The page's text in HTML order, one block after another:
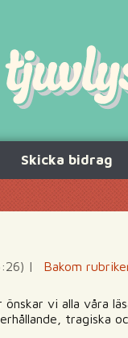
Skicka bidrag
| Bakom
vi alla våra
tragiska